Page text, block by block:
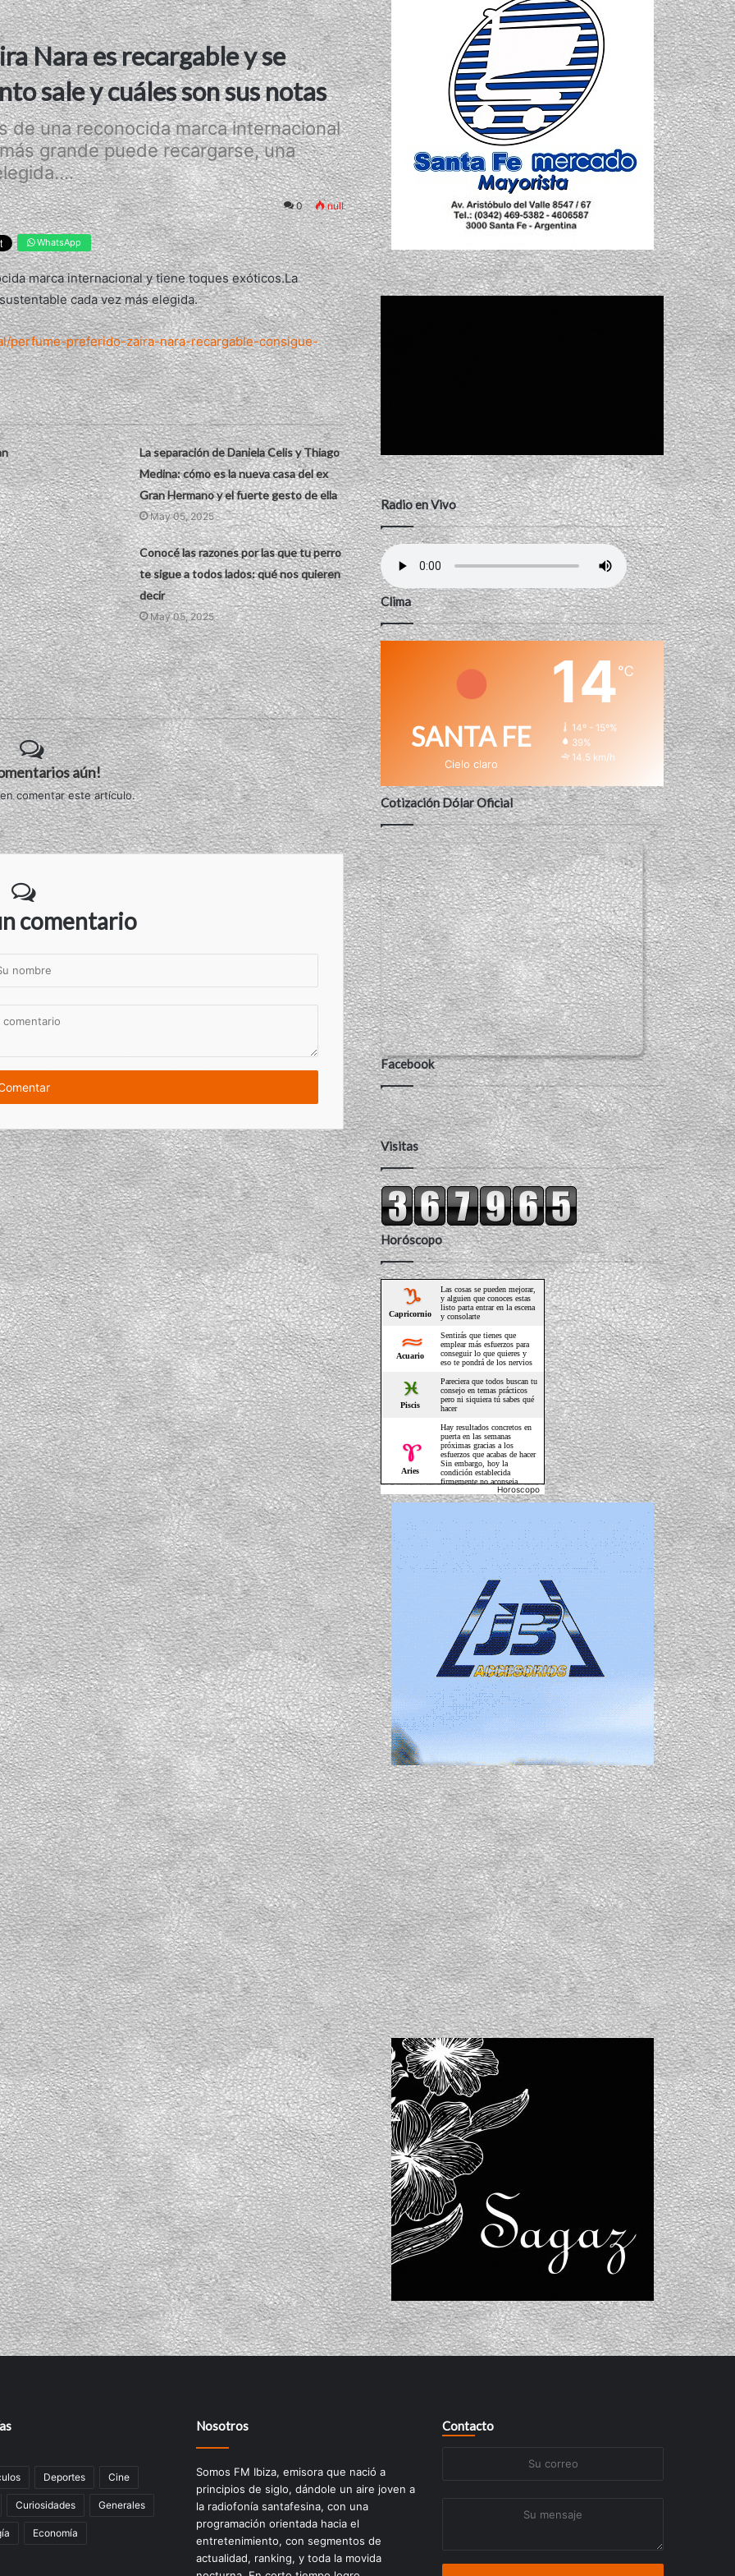
Nara es recargable y se
sale y cuáles son sus notas
de una reconocida marca internacional
grande puede recargarse, una
0 null
WhatsApp
marca internacional y tiene toques exóticos.La
cada vez más elegida.
perfume-preferido-zaira-nara-recargable-consigue-
La separación de Daniela Celis y Thiago
Medina: cómo es la nueva casa del ex
Gran Hermano y el fuerte gesto de ella
May 05, 2025
Conocé las razones por las que tu perro
te sigue a todos lados: qué nos quieren
decir
May 05, 2025
aún!
comentar este artículo.
comentario
Radio en Vivo
Clima
SANTA FE
Cielo claro
14℃
14º - 15º%
39%
14.5 km/h
Cotización Dólar Oficial
Facebook
Visitas
Horóscopo
Horoscopo
Deportes Cine
Curiosidades Generales
Economía
Nosotros
Somos FM Ibiza, emisora que nació a
principios de siglo, dándole un aire joven a
la radiofonía santafesina, con una
programación orientada hacia el
entretenimiento, con segmentos de
actualidad, ranking, y toda la movida
Contacto